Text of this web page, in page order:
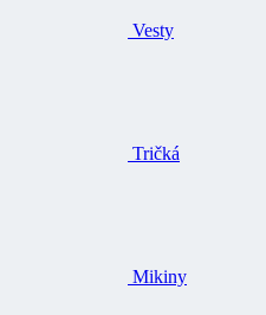
Vesty
Tričká
Mikiny